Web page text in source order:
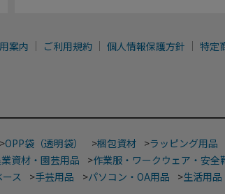
案内 ご利用規約 個人情報保護方針 特定
>OPP袋（透明袋） >梱包資材 >ラッピング用品
資材・園芸用品 >作業服・ワークウェア・安全
ス >手芸用品 >パソコン・OA用品 >生活用